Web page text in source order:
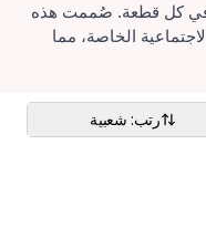
في كل قطعة. صُممت هذه
الخاصة، مما
رتب: شعبية